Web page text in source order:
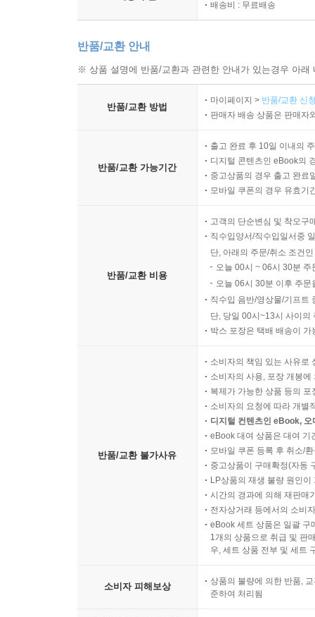
배송비 : 무료배송
반품/교환 안내
※ 상품 설명에 반품/교환과 관련한 안내가 있는경우 아
반품/교환 방법
마이페이지 > 반품/교환 신
판매자 배송 상품은 판매자
반품/교환 가능기간
출고 완료 후 10일 이내의
디지털 콘텐츠인 eBook의
중고상품의 경우 출고 완료
모바일 쿠폰의 경우 유효기
반품/교환 비용
고객의 단순변심 및 착오구
직수입양서/직수입일서중
단, 아래의 주문/취소 조건
오늘 00시 ~ 06시 30분
오늘 06시 30분 이후 주
직수입 음반/영상물/기프트
단, 당일 00시~13시 사이의
박스 포장은 택배 배송이
반품/교환 불가사유
소비자의 책임 있는 사유로
소비자의 사용, 포장 개봉
복제가 가능한 상품 등의
소비자의 요청에 따라 개별
디지털 컨텐츠인 eBook,
eBook 대여 상품은 대여 기
모바일 쿠폰 등록 후 취소/
중고상품이 구매확정(자동
LP상품의 재생 불량 원인
시간의 경과에 의해 재판매
전자상거래 등에서의 소비
eBook 세트 상품은 일괄 구
1개의 상품으로 취급 및 판
우, 세트 상품 전부 및 세트
소비자 피해보상
상품의 불량에 의한 반품,
준하여 처리됨